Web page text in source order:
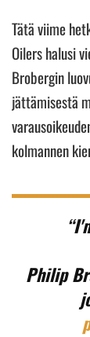
Tätä viime
Oilers halusi
Brobergin
jättämisestä
kolmannen
Philip